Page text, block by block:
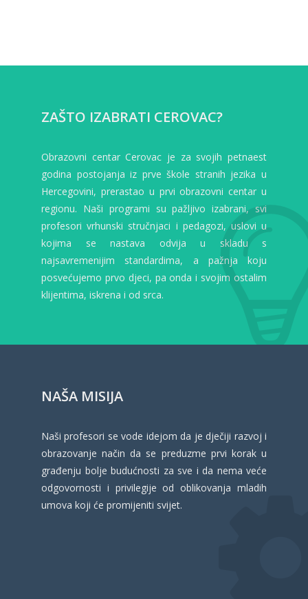
ZAŠTO IZABRATI CEROVAC?
Obrazovni centar Cerovac je za svojih petnaest
godina postojanja iz prve škole stranih jezika u
Hercegovini, prerastao u prvi obrazovni centar u
regionu. Naši programi su pažljivo izabrani, svi
profesori vrhunski stručnjaci i pedagozi, uslovi u
kojima se nastava odvija u skladu s
najsavremenijim standardima, a pažnja koju
posvećujemo prvo djeci, pa onda i svojim ostalim
klijentima, iskrena i od srca.
NAŠA MISIJA
Naši profesori se vode idejom da je dječiji razvoj i
obrazovanje način da se preduzme prvi korak u
građenju bolje budućnosti za sve i da nema veće
odgovornosti i privilegije od oblikovanja mladih
umova koji će promijeniti svijet.